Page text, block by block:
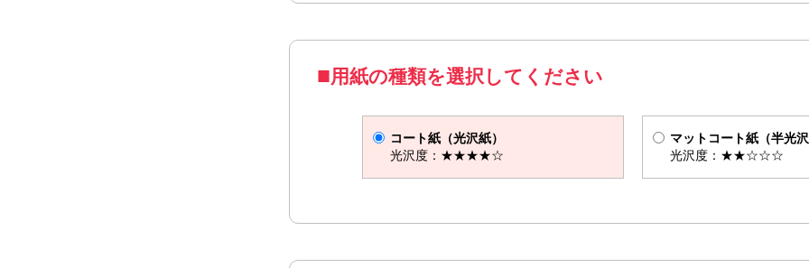
用紙の種類を選択してください
コート紙（光沢紙）
光沢度：★★★★☆
マットコート紙（半光
光沢度：★★☆☆☆